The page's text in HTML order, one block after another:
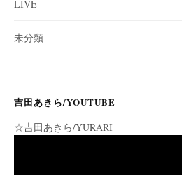
LIVE
未分類
吉田あきら/YOUTUBE
☆吉田あきら/YURARI